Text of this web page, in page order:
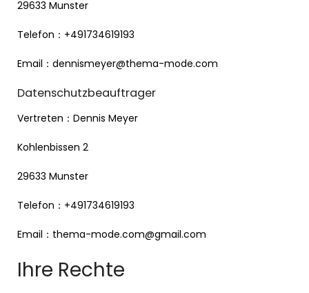
29633 Munster
Telefon：+491734619193
Email： dennismeyer@thema-mode.com
Datenschutzbeauftrager
Vertreten：Dennis Meyer
Kohlenbissen 2
29633 Munster
Telefon：+491734619193
Email： thema-mode.com@gmail.com
Ihre Rechte